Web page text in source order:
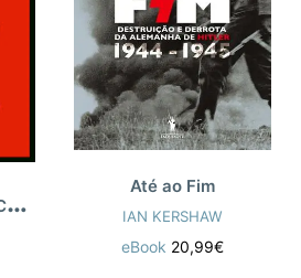
O
Grande Livro das Coisas Horríveis
Até ao Fim
IAN KERSHAW
eBook 20,99€